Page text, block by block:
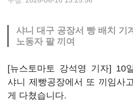
샤니 대구 공장서 빵 배치 기
노동자 팔 끼여
[뉴스토마토 강석영 기자] 10
샤니 제빵공장에서 또 끼임사
게 다쳤습니다.